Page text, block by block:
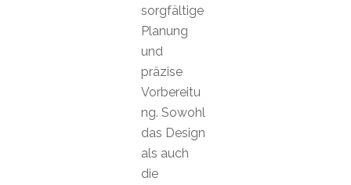
sorgfältige
Planung
und
präzise
Vorbereitu
ng. Sowohl
das Design
als auch
die